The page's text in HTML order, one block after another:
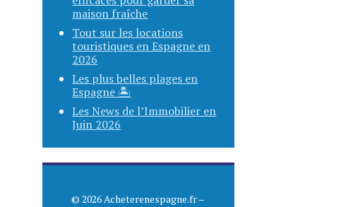
maison fraîche
Tout sur les locations
touristiques en Espagne en
2026
Les plus belles plages en
Espagne 🏝️
Les News de l’Immobilier en
Juin 2026
© 2026 Acheterenespagne.fr –